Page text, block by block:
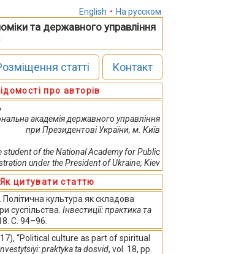
English • На русском
та державного управління
статті Контакт
про авторів
академія державного управління
при Президентові України, м. Київ
student of the National Academy for Public
under the President of Ukraine, Kiev
Як цитувати статтю
культура як складова
суспільства. Інвестиції: практика та
С. 94–96.
“Political culture as part of spiritual
praktyka ta dosvid, vol. 18, pp.